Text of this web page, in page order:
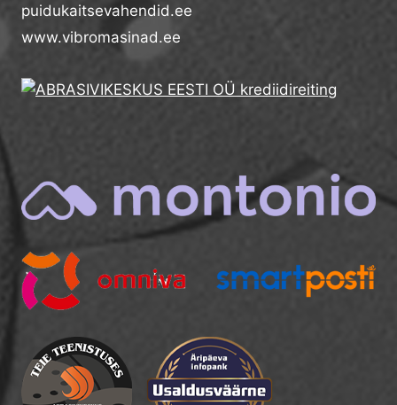
puidukaitsevahendid.ee
www.vibromasinad.ee